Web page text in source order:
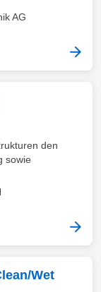
AG
den
sowie
Wet